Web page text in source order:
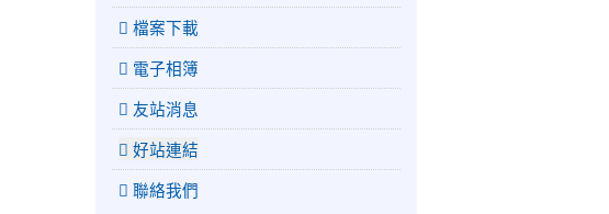
檔案下載
電子相簿
友站消息
好站連結
聯絡我們